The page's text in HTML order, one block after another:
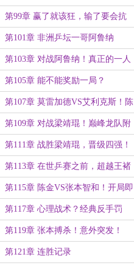
第99章 赢了就该狂，输了要会抗
第101章 非洲乒坛一哥阿鲁纳
第103章 对战阿鲁纳！真正的一人
成军！
第105章 能不能奖励一局？
第107章 莫雷加德VS艾利克斯！陈
金的精准预测！
第109章 对战梁靖琨！巅峰龙队附
体般的扑正手！
第111章 战胜梁靖琨，晋级四强！
第113章 在世乒赛之前，超越王褚
钦，拿下世界第一！
第115章 陈金VS张本智和！开局即
搏杀！
第117章 心理战术？经典反手罚
站！
第119章 张本搏杀！意外突发！
第121章 连胜记录